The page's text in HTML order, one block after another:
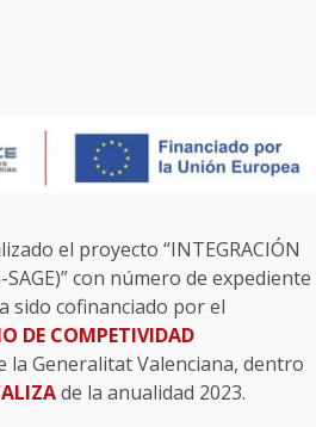
el proyecto “INTEGRACIÓN
SAGE)” con número de expediente
sido cofinanciado por el
DE COMPETIVIDAD
la Generalitat Valenciana, dentro
de la anualidad 2023.